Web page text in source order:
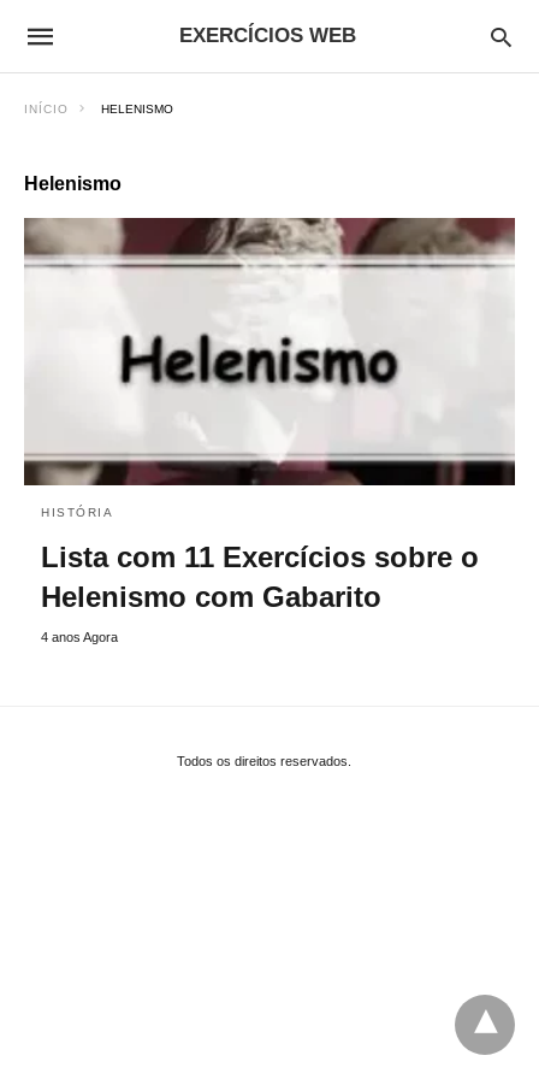
EXERCÍCIOS WEB
INÍCIO HELENISMO
Helenismo
HISTÓRIA
Lista com 11 Exercícios sobre o
Helenismo com Gabarito
4 anos Agora
Todos os direitos reservados.